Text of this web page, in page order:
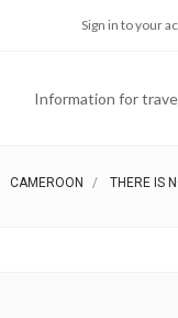
Sign in to your
Information for
CAMEROON THERE IS